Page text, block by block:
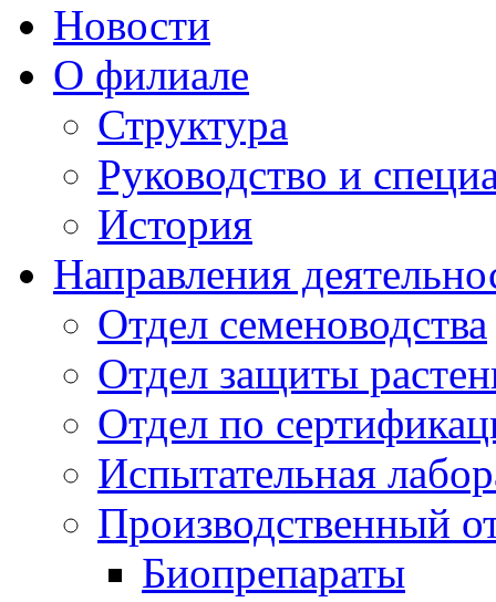
Новости
О филиале
Структура
Руководство и
История
Направления
Отдел семеноводства
Отдел защиты
Отдел по
Испытательная
Производственный
Биопрепараты